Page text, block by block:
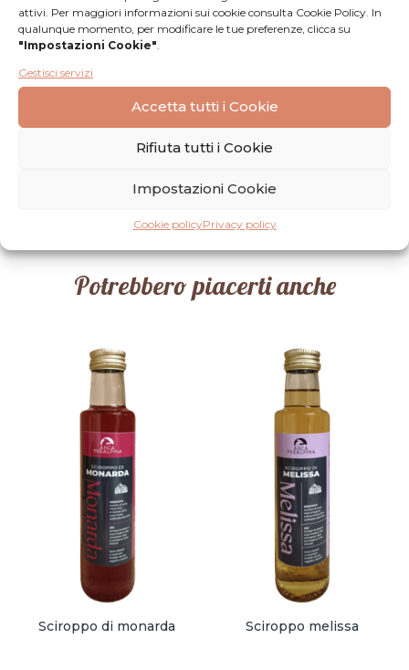
attivi. Per maggiori informazioni sui cookie consulta Cookie Policy. In
qualunque momento, per modificare le tue preferenze, clicca su
"Impostazioni Cookie"
Gestisci servizi
Accetta tutti i Cookie
Rifiuta tutti i Cookie
Impostazioni Cookie
Cookie policyPrivacy policy
Recensioni
Nessuna
Potrebbero piacerti anche
Sciroppo di monarda Sciroppo melissa